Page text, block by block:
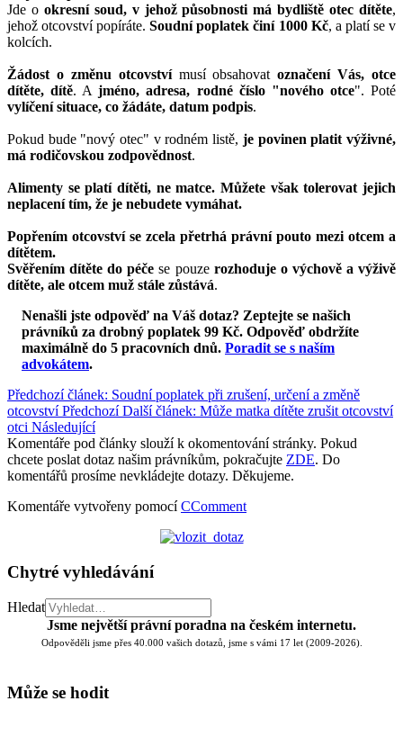
Jde o okresní soud, v jehož působnosti má bydliště otec dítěte,
jehož otcovství popíráte.Soudní poplatek činí 1000 Kč, a platí se v
kolcích.
Žádost o změnu otcovství musí obsahovatoznačení Vás, otce
dítěte, dítě. Ajméno, adresa, rodné číslo "nového otce". Poté
vylíčení situace, co žádáte, datum podpis.
Pokud bude "nový otec" v rodném listě, je povinen platit výživné,
má rodičovskou zodpovědnost.
Alimenty se platí dítěti, ne matce. Můžete však tolerovat jejich
neplacení tím, že je nebudete vymáhat.
Popřením otcovství se zcela přetrhá právní pouto mezi otcem a
dítětem.
Svěřením dítěte do péčese pouze rozhoduje o výchově a výživě
dítěte, ale otcem muž stále zůstává.
Nenašli jste odpověď na Váš dotaz? Zeptejte se našich
právníků za drobný poplatek 99 Kč. Odpověď obdržíte
maximálně do 5 pracovních dnů. Poradit se s naším
advokátem.
Předchozí článek: Soudní poplatek při zrušení, určení a změně
otcovstvíPředchozí Další článek: Může matka dítěte zrušit otcovství
otci Následující
Komentáře pod články slouží k okomentování stránky. Pokud
chcete poslat dotaz našim právníkům, pokračujte ZDE. Do
komentářů prosíme nevkládejte dotazy. Děkujeme.
Komentáře vytvořeny pomocíCComment
Chytré vyhledávání
Hledat
Jsme největší právní poradna na českém internetu.
Odpověděli jsme přes 40.000 vašich dotazů, jsme s vámi 17 let (2009-2026).
Může se hodit